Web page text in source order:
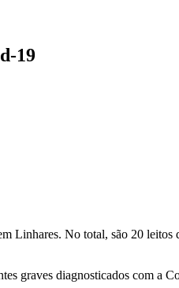
19
Linhares. No total, são 20 leitos
graves diagnosticados com a